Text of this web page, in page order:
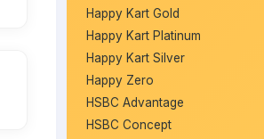
Happy Kart Gold
Happy Kart Platinum
Happy Kart Silver
Happy Zero
HSBC Advantage
HSBC Concept